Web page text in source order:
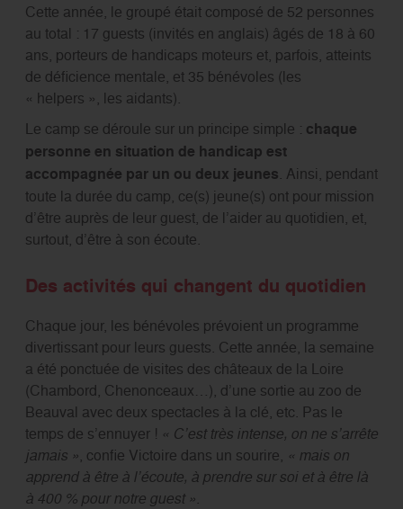
Cette année, le groupé était composé de 52 personnes
au total : 17 guests (invités en anglais) âgés de 18 à 60
ans, porteurs de handicaps moteurs et, parfois, atteints
de déficience mentale, et 35 bénévoles (les
« helpers », les aidants).
Le camp se déroule sur un principe simple : chaque
personne en situation de handicap est
accompagnée par un ou deux jeunes. Ainsi, pendant
toute la durée du camp, ce(s) jeune(s) ont pour mission
d’être auprès de leur guest, de l’aider au quotidien, et,
surtout, d’être à son écoute.
Des activités qui changent du quotidien
Chaque jour, les bénévoles prévoient un programme
divertissant pour leurs guests. Cette année, la semaine
a été ponctuée de visites des châteaux de la Loire
(Chambord, Chenonceaux…), d’une sortie au zoo de
Beauval avec deux spectacles à la clé, etc. Pas le
temps de s’ennuyer ! « C’est très intense, on ne s’arrête
jamais », confie Victoire dans un sourire, « mais on
apprend à être à l’écoute, à prendre sur soi et à être là
à 400 % pour notre guest ».